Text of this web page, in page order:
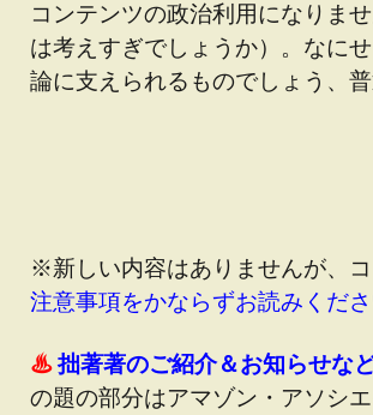
コンテンツの政治利用になりま
は考えすぎでしょうか）。なに
論に支えられるものでしょう、普
※新しい内容はありませんが、
注意事項をかならずお読みくだ
♨拙著著のご紹介＆お知らせな
の題の部分はアマゾン・アソシ